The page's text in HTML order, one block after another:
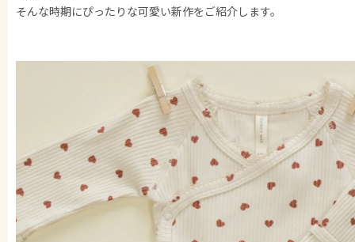
そんな時期にぴったりな可愛い新作をご紹介します。